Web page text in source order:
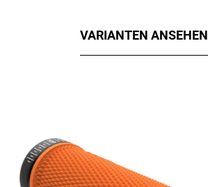
VARIANTEN ANSEHEN